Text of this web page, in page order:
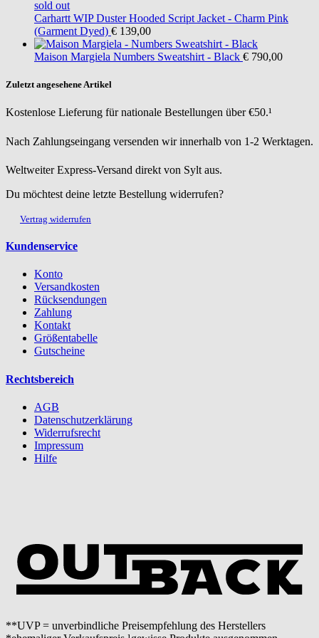
sold out
Carhartt WIP Duster Hooded Script Jacket - Charm Pink
(Garment Dyed) € 139,00
Maison Margiela Numbers Sweatshirt - Black € 790,00
Zuletzt angesehene Artikel
Kostenlose Lieferung für nationale Bestellungen über €50.¹
Nach Zahlungseingang versenden wir innerhalb von 1-2 Werktagen.
Weltweiter Express-Versand direkt von Sylt aus.
Du möchtest deine letzte Bestellung widerrufen?
Vertrag widerrufen
Kundenservice
Konto
Versandkosten
Rücksendungen
Zahlung
Kontakt
Größentabelle
Gutscheine
Rechtsbereich
AGB
Datenschutzerklärung
Widerrufsrecht
Impressum
Hilfe
**UVP = unverbindliche Preisempfehlung des Herstellers